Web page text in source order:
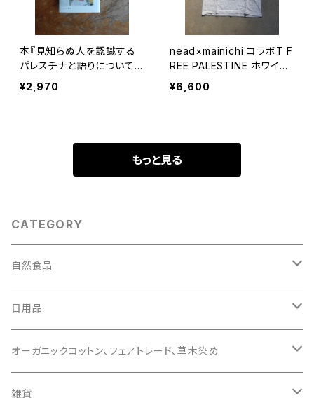
本『見知らぬ人を認識する
パレスチナと語りについて』
イザベラ・ハンマード 岡真
理 訳・解説
¥2,970
nead×mainichi コラボT F
REE PALESTINE ホワイト
ボディ
¥6,600
もっと見る
CATEGORY
自然食品
おやつ
アレルギー対応
調味料
日用品
コスメティック
せっけん類
オーガニックコットン､フェアトレード､草木染め
こども
雑貨